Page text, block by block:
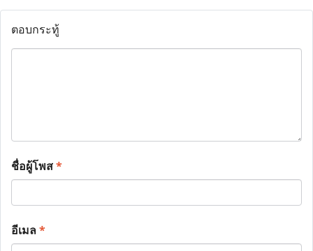
ตอบกระทู้
ชื่อผู้โพส*
อีเมล*